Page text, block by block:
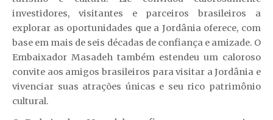
investidores, visitantes e parceiros brasileiros a
explorar as oportunidades que a Jordânia oferece, com
base em mais de seis décadas de confiança e amizade. O
Embaixador Masadeh também estendeu um caloroso
convite aos amigos brasileiros para visitar a Jordânia e
vivenciar suas atrações únicas e seu rico patrimônio
cultural.